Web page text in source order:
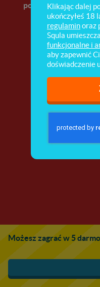
potęgowanie oraz
Możesz zagrać w 5
Klikając dalej
ukończyłeś 18
regulaminoraz
Squla umieszcza
funkcjonalne i
aby zapewnić
doświadczenie